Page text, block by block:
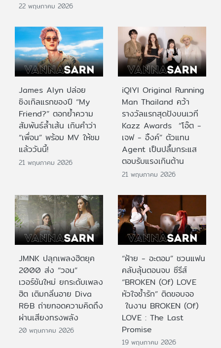
22 พฤษภาคม 2026
James Alyn ปล่อย
ซิงเกิลแรกของปี “My
Friend?” ตอกย้ำความ
สัมพันธ์ล้ำเส้น เกินคำว่า
“เพื่อน” พร้อม MV ให้ชม
แล้ววันนี้!
21 พฤษภาคม 2026
iQIYI Original Running
Man Thailand คว้า
รางวัลแรกสุดปังบนเวที
Kazz Awards “โอ๊ต -
เจฟ - อิ้งค์” ตัวแทน
Agent เป็นปลื้มกระแส
ตอบรับแรงเกินต้าน
21 พฤษภาคม 2026
JMNK ปลุกเพลงฮิตยุค
2000 ส่ง “วอน”
เวอร์ชันใหม่ ยกระดับเพลง
ฮิต เติมกลิ่นอาย Diva
R&B ถ่ายทอดความคิดถึง
ผ่านเสียงทรงพลัง
20 พฤษภาคม 2026
“ฝ้าย - อะตอม” ชวนแฟน
คลับลุ้นตอนจบ ซีรีส์
“BROKEN (Of) LOVE
หัวใจช้ำรัก” ติดขอบจอ
ในงาน BROKEN (Of)
LOVE : The Last
Promise
19 พฤษภาคม 2026